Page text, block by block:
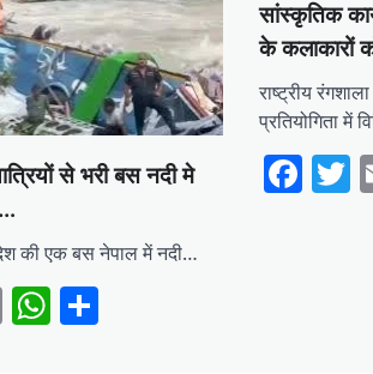
से भरी बस नदी मे
की एक बस नेपाल में नदी…
EmailWhatsApp
सांस्कृतिक
के कलाकारों
राष्ट्रीय
प्रतियोगिता में